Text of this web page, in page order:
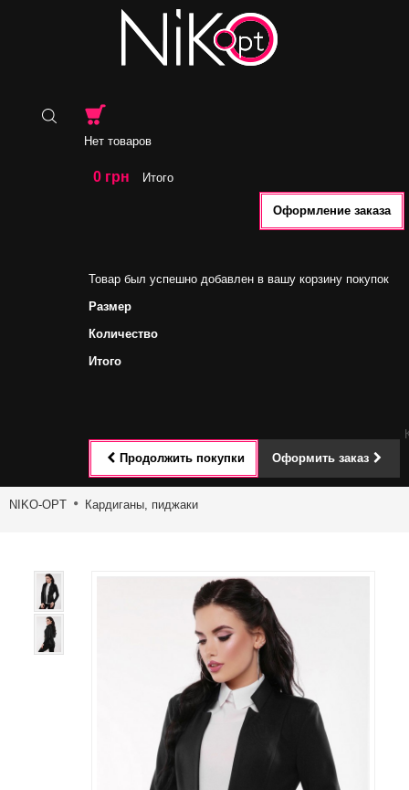
Нет товаров
0 грн Итого
Оформление заказа
Товар был успешно добавлен в вашу корзину покупок
Размер
Количество
Итого
Продолжить покупки Оформить заказ
Toggle
NIKO-OPT Кардиганы, пиджаки